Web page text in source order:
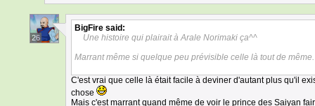
26
BigFire said:
Une histoire qui plairait à Arale Norimaki ça^^
Marrant même si quelque peu prévisible celle là tout de même.
C'est vrai que celle là était facile à deviner d'autant plus qu'il
chose
Mais c'est marrant quand même de voir le prince des Saiyan